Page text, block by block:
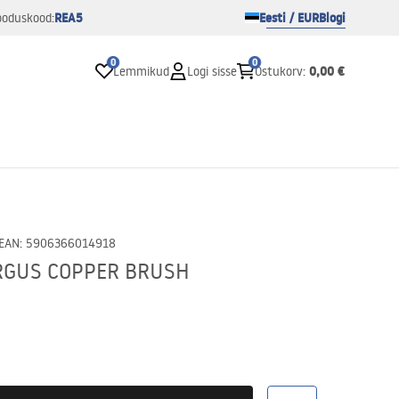
REA5 Eesti / EURBlogi
0
Lemmikud Logi sisse
0
Ostukorv: 0,00 €
EAN: 5906366014918
COPPER BRUSH